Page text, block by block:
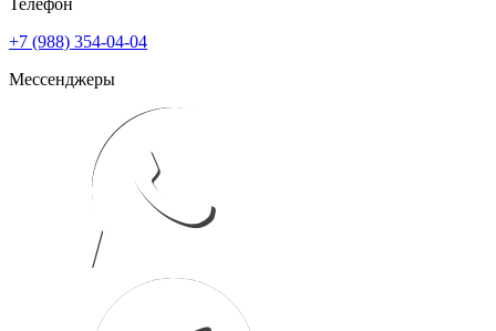
+7 (988) 354-04-04
Мессенджеры